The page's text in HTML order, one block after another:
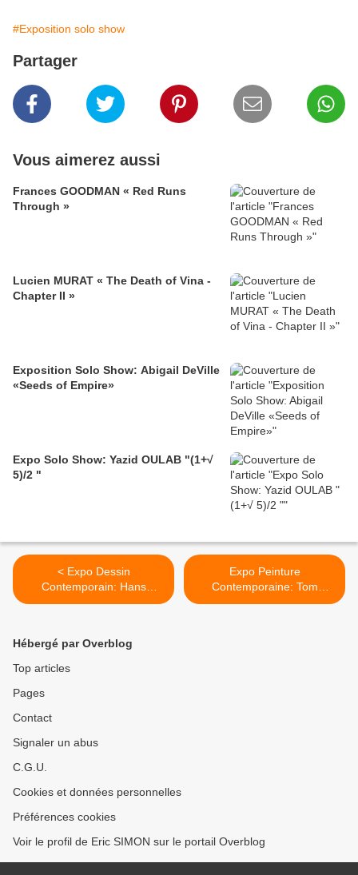
#Exposition solo show
Partager
Vous aimerez aussi
Frances GOODMAN « Red Runs
Through »
Lucien MURAT « The Death of Vina -
Chapter II »
Exposition Solo Show: Abigail DeVille
«Seeds of Empire»
Expo Solo Show: Yazid OULAB "(1+√
5)/2 "
< Expo Dessin
Contemporain: Hans
LEMMEN "Drawing Now ! "
Expo Peinture
Contemporaine: Tom
SACHS "AMERICAN
Hébergé par Overblog
Top articles
Pages
Contact
Signaler un abus
C.G.U.
Cookies et données personnelles
Préférences cookies
Voir le profil de Eric SIMON sur le portail Overblog